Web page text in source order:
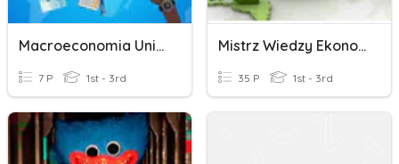
Macroeconomia Unidad II
7 P 1st - 3rd
Mistrz Wiedzy Ekonomicznej
35 P 1st - 3rd